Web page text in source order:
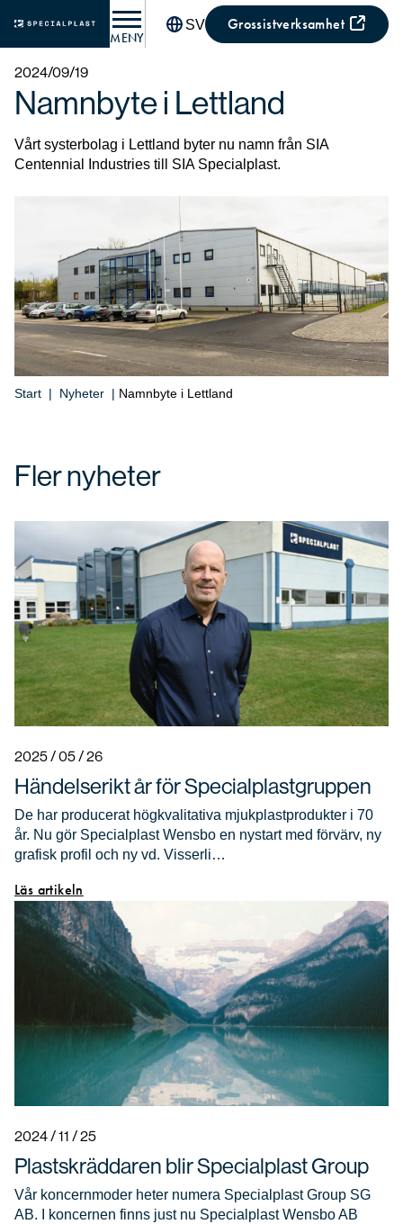
MENY
SV Grossistverksamhet
2024/09/19
Namnbyte i Lettland
Vårt systerbolag i Lettland byter nu namn från SIA
Centennial Industries till SIA Specialplast.
Start | Nyheter | Namnbyte i Lettland
Fler nyheter
2025 / 05 / 26
Händelserikt år för Specialplastgruppen
De har producerat högkvalitativa mjukplastprodukter i 70
år. Nu gör Specialplast Wensbo en nystart med förvärv, ny
grafisk profil och ny vd. Visserli…
Läs artikeln
2024 / 11 / 25
Plastskräddaren blir Specialplast Group
Vår koncernmoder heter numera Specialplast Group SG
AB. I koncernen finns just nu Specialplast Wensbo AB